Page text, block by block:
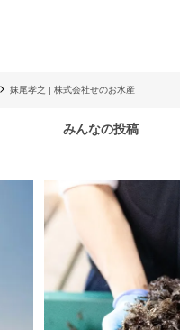
妹尾孝之 | 株式会社せのお水産
みんなの投稿